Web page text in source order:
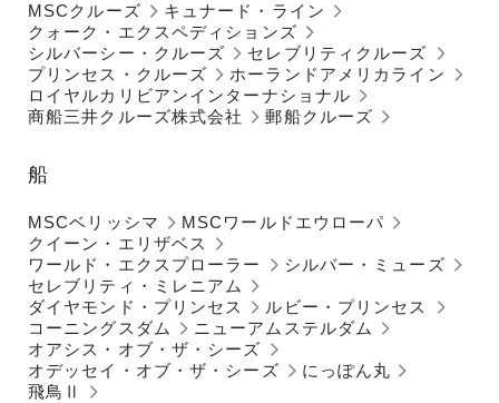
MSCクルーズ
キュナード・ライン
クォーク・エクスペディションズ
シルバーシー・クルーズ
セレブリティクルーズ
プリンセス・クルーズ
ホーランドアメリカライン
ロイヤルカリビアンインターナショナル
商船三井クルーズ株式会社
郵船クルーズ
船
MSCベリッシマ
MSCワールドエウローパ
クイーン・エリザベス
ワールド・エクスプローラー
シルバー・ミューズ
セレブリティ・ミレニアム
ダイヤモンド・プリンセス
ルビー・プリンセス
コーニングスダム
ニューアムステルダム
オアシス・オブ・ザ・シーズ
オデッセイ・オブ・ザ・シーズ
にっぽん丸
飛鳥Ⅱ